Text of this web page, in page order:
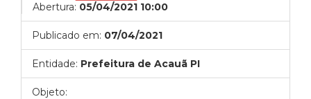
Abertura: 05/04/2021 10:00
Publicado em: 07/04/2021
Entidade: Prefeitura de Acauã PI
Objeto: